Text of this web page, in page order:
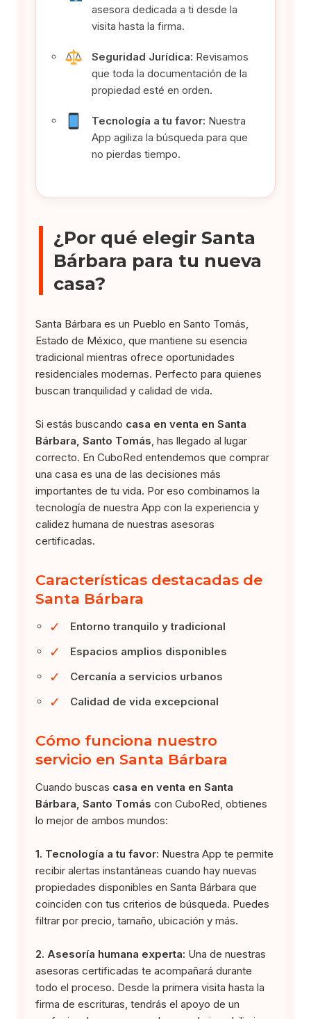
asesora dedicada a ti desde la
visita hasta la firma.
Seguridad Jurídica: Revisamos
que toda la documentación de la
propiedad esté en orden.
Tecnología a tu favor: Nuestra
App agiliza la búsqueda para que
no pierdas tiempo.
¿Por qué elegir Santa
Bárbara para tu nueva
casa?
Santa Bárbara es un Pueblo en Santo Tomás,
Estado de México, que mantiene su esencia
tradicional mientras ofrece oportunidades
residenciales modernas. Perfecto para quienes
buscan tranquilidad y calidad de vida.
Si estás buscando casa en venta en Santa
Bárbara, Santo Tomás , has llegado al lugar
correcto. En CuboRed entendemos que comprar
una casa es una de las decisiones más
importantes de tu vida. Por eso combinamos la
tecnología de nuestra App con la experiencia y
calidez humana de nuestras asesoras
certificadas.
Características destacadas de
Santa Bárbara
✓ Entorno tranquilo y tradicional
✓ Espacios amplios disponibles
✓ Cercanía a servicios urbanos
✓ Calidad de vida excepcional
Cómo funciona nuestro
servicio en Santa Bárbara
Cuando buscas casa en venta en Santa
Bárbara, Santo Tomás con CuboRed, obtienes
lo mejor de ambos mundos:
1. Tecnología a tu favor: Nuestra App te permite
recibir alertas instantáneas cuando hay nuevas
propiedades disponibles en Santa Bárbara que
coinciden con tus criterios de búsqueda. Puedes
filtrar por precio, tamaño, ubicación y más.
2. Asesoría humana experta: Una de nuestras
asesoras certificadas te acompañará durante
todo el proceso. Desde la primera visita hasta la
firma de escrituras, tendrás el apoyo de un